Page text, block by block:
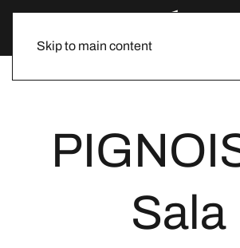
Skip to main content
Sala